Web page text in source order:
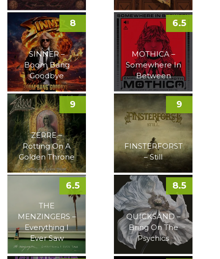
SINNER –
Boom Bang
Goodbye
8
MOTHICA –
Somewhere In
Between
6.5
ZERRE –
Rotting On A
Golden Throne
9
FINSTERFORST
– Still
9
THE
MENZINGERS –
Everything I
Ever Saw
6.5
QUICKSAND –
Bring On The
Psychics
8.5